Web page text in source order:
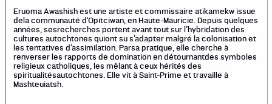
Eruoma Awashish est une artiste et commissaire atikamekw issue
dela communauté d'Opitciwan, en Haute-Mauricie. Depuis quelques
années, sesrecherches portent avant tout sur l’hybridation des
cultures autochtones quiont su s’adapter malgré la colonisation et
les tentatives d’assimilation. Parsa pratique, elle cherche à
renverser les rapports de domination en détournantdes symboles
religieux catholiques, les mêlant à ceux hérités des
spiritualitésautochtones. Elle vit à Saint-Prime et travaille à
Mashteuiatsh.